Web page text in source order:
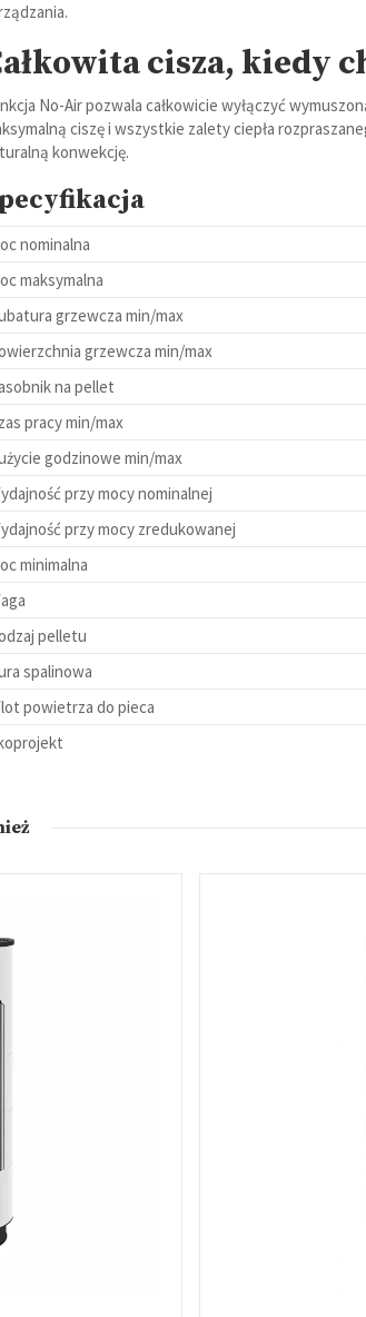
cisza, kiedy
No-Air pozwala całkowicie wyłączyć
ciszę i wszystkie zalety ciepła
konwekcję.
nominalna
maksymalna
grzewcza min/max
grzewcza min/max
na pellet
pracy min/max
godzinowe min/max
przy mocy nominalnej
przy mocy zredukowanej
minimalna
pelletu
spalinowa
powietrza do pieca